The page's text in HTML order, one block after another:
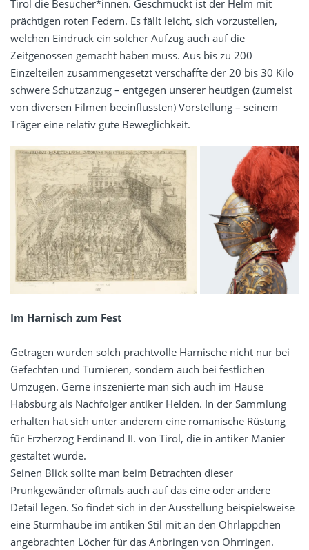
Tirol die Besucher*innen. Geschmückt ist der Helm mit
prächtigen roten Federn. Es fällt leicht, sich vorzustellen,
welchen Eindruck ein solcher Aufzug auch auf die
Zeitgenossen gemacht haben muss. Aus bis zu 200
Einzelteilen zusammengesetzt verschaffte der 20 bis 30 Kilo
schwere Schutzanzug – entgegen unserer heutigen (zumeist
von diversen Filmen beeinflussten) Vorstellung – seinem
Träger eine relativ gute Beweglichkeit.
Im Harnisch zum Fest
Getragen wurden solch prachtvolle Harnische nicht nur bei
Gefechten und Turnieren, sondern auch bei festlichen
Umzügen. Gerne inszenierte man sich auch im Hause
Habsburg als Nachfolger antiker Helden. In der Sammlung
erhalten hat sich unter anderem eine romanische Rüstung
für Erzherzog Ferdinand II. von Tirol, die in antiker Manier
gestaltet wurde.
Seinen Blick sollte man beim Betrachten dieser
Prunkgewänder oftmals auch auf das eine oder andere
Detail legen. So findet sich in der Ausstellung beispielsweise
eine Sturmhaube im antiken Stil mit an den Ohrläppchen
angebrachten Löcher für das Anbringen von Ohrringen.